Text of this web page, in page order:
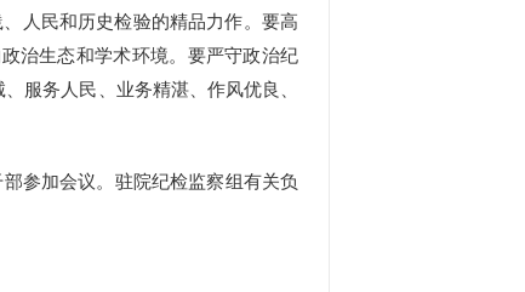
人民和历史检验的精品力作。要高
治生态和学术环境。要严守政治纪
服务人民、业务精湛、作风优良、
参加会议。驻院纪检监察组有关负